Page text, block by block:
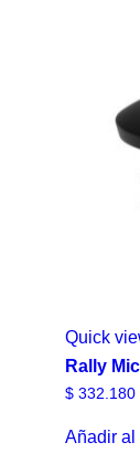
Quick
Rally
$ 332.180
Añadir al